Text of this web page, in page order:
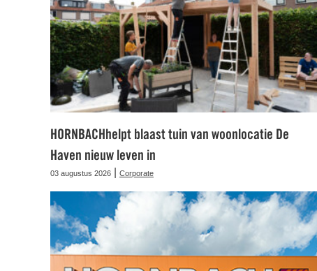
HORNBACHhelpt blaast tuin van woonlocatie De
Haven nieuw leven in
03 augustus 2026 Corporate